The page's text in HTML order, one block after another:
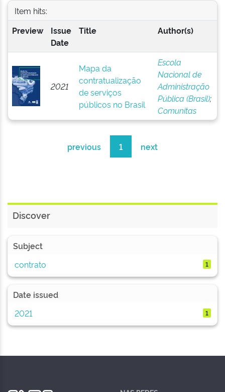
Item hits:
Preview
Issue
Date
Title Author(s)
2021
Mapa da
contratualização
de serviços
públicos no Brasil
Escola
Nacional de
Administração
Pública (Brasil);
Comunitas
previous 1 next
Discover
Subject
contrato
1
Date issued
2021
1